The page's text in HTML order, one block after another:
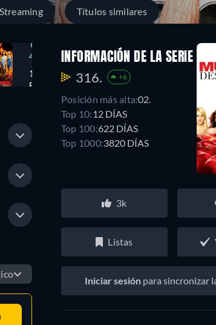
Títulos similares
Temporada
4
17
Episodios
INFORMACIÓN DE LA SERIE
316. +6
Posición más alta:02.
Top 10: 12 DÍAS
Top 100:622 DÍAS
Top 1000:3820 DÍAS
3k
Listas
Iniciar sesión para sincronizar